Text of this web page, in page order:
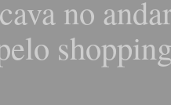
no